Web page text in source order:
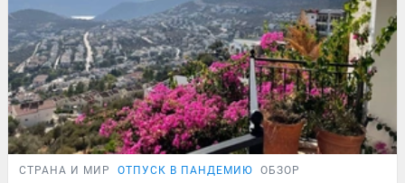
СТРАНА И МИР ОТПУСК В ПАНДЕМИЮ ОБЗОР